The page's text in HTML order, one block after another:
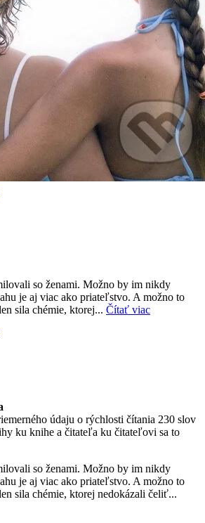
so ženami. Možno by im nikdy
je aj viac ako priateľstvo. A možno to
sila chémie, ktorej... Čítať viac
údaju o rýchlosti čítania 230 slov
ku knihe a čitateľa ku čitateľovi sa to
so ženami. Možno by im nikdy
je aj viac ako priateľstvo. A možno to
sila chémie, ktorej nedokázali čeliť...